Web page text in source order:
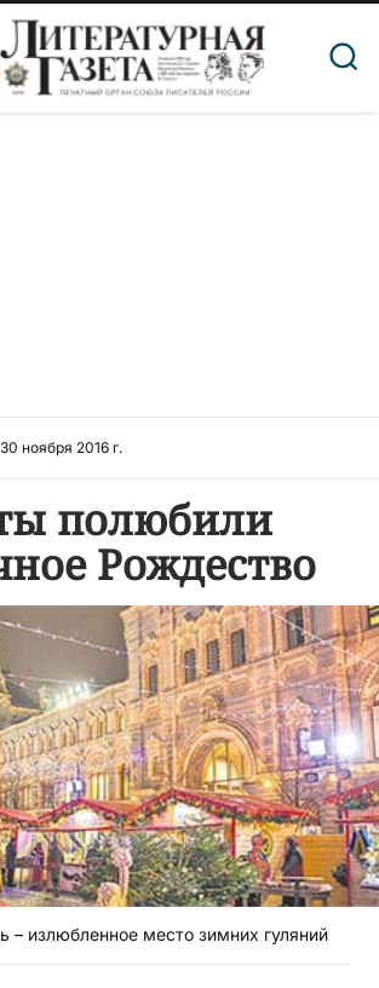
30 ноября 2016 г.
полюбили
Рождество
– излюбленное место зимних гуляний